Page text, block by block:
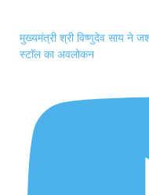
मुख्यमंत्री श्री विष्णुदेव साय ने
स्टाॅल का अवलोकन